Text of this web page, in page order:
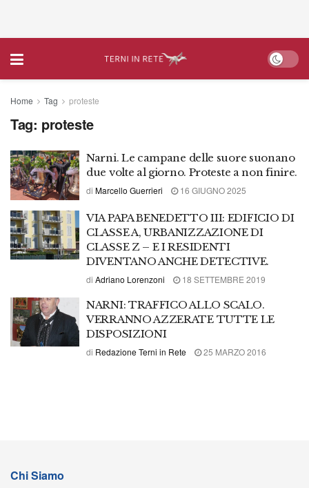
Home Tag proteste
Tag: proteste
Narni. Le campane delle suore suonano
due volte al giorno. Proteste a non finire.
di Marcello Guerrieri 16 GIUGNO 2025
VIA PAPA BENEDETTO III: EDIFICIO DI
CLASSE A, URBANIZZAZIONE DI
CLASSE Z – E I RESIDENTI
DIVENTANO ANCHE DETECTIVE.
di Adriano Lorenzoni 18 SETTEMBRE 2019
NARNI: TRAFFICO ALLO SCALO.
VERRANNO AZZERATE TUTTE LE
DISPOSIZIONI
di Redazione Terni in Rete 25 MARZO 2016
Chi Siamo